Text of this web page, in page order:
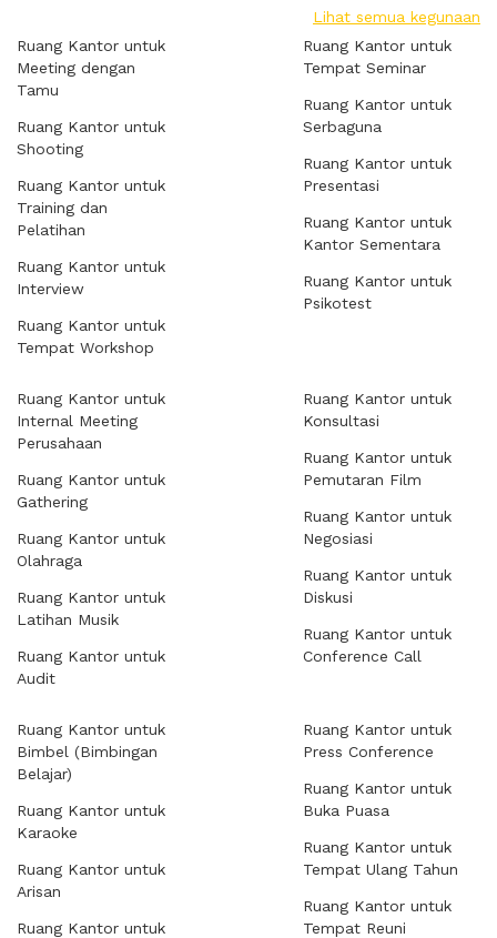
Lihat semua kegunaan
Ruang Kantor untuk
Meeting dengan
Tamu
Ruang Kantor untuk
Shooting
Ruang Kantor untuk
Training dan
Pelatihan
Ruang Kantor untuk
Interview
Ruang Kantor untuk
Tempat Workshop
Ruang Kantor untuk
Tempat Seminar
Ruang Kantor untuk
Serbaguna
Ruang Kantor untuk
Presentasi
Ruang Kantor untuk
Kantor Sementara
Ruang Kantor untuk
Psikotest
Ruang Kantor untuk
Internal Meeting
Perusahaan
Ruang Kantor untuk
Gathering
Ruang Kantor untuk
Olahraga
Ruang Kantor untuk
Latihan Musik
Ruang Kantor untuk
Audit
Ruang Kantor untuk
Konsultasi
Ruang Kantor untuk
Pemutaran Film
Ruang Kantor untuk
Negosiasi
Ruang Kantor untuk
Diskusi
Ruang Kantor untuk
Conference Call
Ruang Kantor untuk
Bimbel (Bimbingan
Belajar)
Ruang Kantor untuk
Karaoke
Ruang Kantor untuk
Arisan
Ruang Kantor untuk
Ruang Kantor untuk
Press Conference
Ruang Kantor untuk
Buka Puasa
Ruang Kantor untuk
Tempat Ulang Tahun
Ruang Kantor untuk
Tempat Reuni